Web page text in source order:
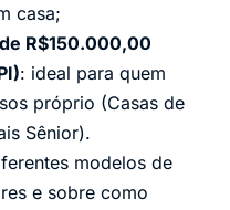
casa;
R$150.000,00
: ideal para quem
próprio (Casas de
Sênior).
modelos de
e sobre como